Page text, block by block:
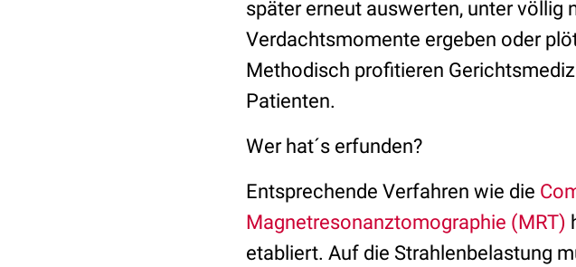
später erneut auswerten, unter völlig
Verdachtsmomente ergeben oder
Methodisch profitieren
Patienten.
Wer hat´s erfunden?
Entsprechende Verfahren wie die
Magnetresonanztomographie (MRT)
etabliert. Auf die Strahlenbelastung